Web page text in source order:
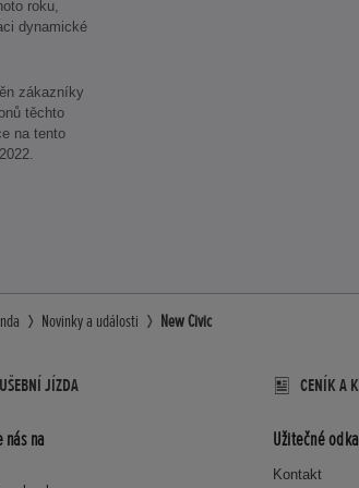
roku,
dynamické
zákazníky
těchto
na tento
Novinky a události New Civic
JÍZDA CENÍK A
nás na Užitečné
Kontakt